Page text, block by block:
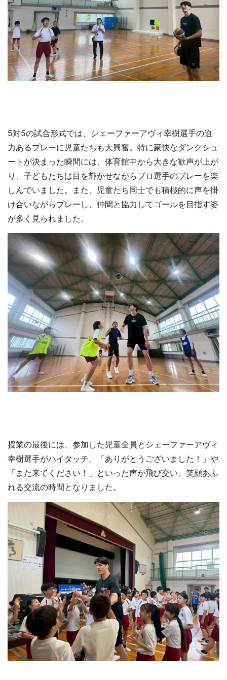
5対5の試合形式では、シェーファーアヴィ幸樹選手の迫
力あるプレーに児童たちも大興奮。特に豪快なダンクシュ
ートが決まった瞬間には、体育館中から大きな歓声が上が
り、子どもたちは目を輝かせながらプロ選手のプレーを楽
しんでいました。また、児童たち同士でも積極的に声を掛
け合いながらプレーし、仲間と協力してゴールを目指す姿
が多く見られました。
授業の最後には、参加した児童全員とシェーファーアヴィ
幸樹選手がハイタッチ。「ありがとうございました！」や
「また来てください！」といった声が飛び交い、笑顔あふ
れる交流の時間となりました。